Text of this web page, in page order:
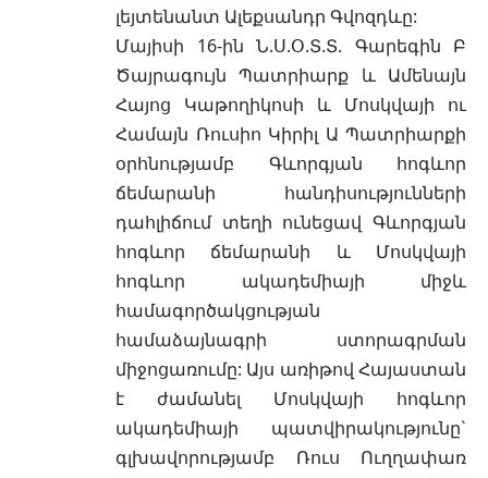
լեյտենանտ Ալեքսանդր Գվոզդևը:
Մայիսի 16-ին Ն.Ս.Օ.Տ.Տ. Գարեգին Բ
Ծայրագույն Պատրիարք և Ամենայն
Հայոց Կաթողիկոսի և Մոսկվայի ու
Համայն Ռուսիո Կիրիլ Ա Պատրիարքի
օրհնությամբ Գևորգյան հոգևոր
ճեմարանի հանդիսությունների
դահլիճում տեղի ունեցավ Գևորգյան
հոգևոր ճեմարանի և Մոսկվայի
հոգևոր ակադեմիայի միջև
համագործակցության
համաձայնագրի ստորագրման
միջոցառումը: Այս առիթով Հայաստան
է ժամանել Մոսկվայի հոգևոր
ակադեմիայի պատվիրակությունը`
գլխավորությամբ Ռուս Ուղղափառ